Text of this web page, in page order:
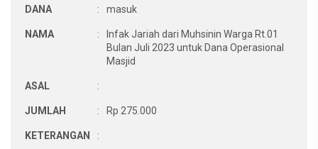
DANA : masuk
NAMA :
Infak Jariah dari Muhsinin Warga Rt.01
Bulan Juli 2023 untuk Dana Operasional
Masjid
ASAL :
JUMLAH : Rp 275.000
KETERANGAN :